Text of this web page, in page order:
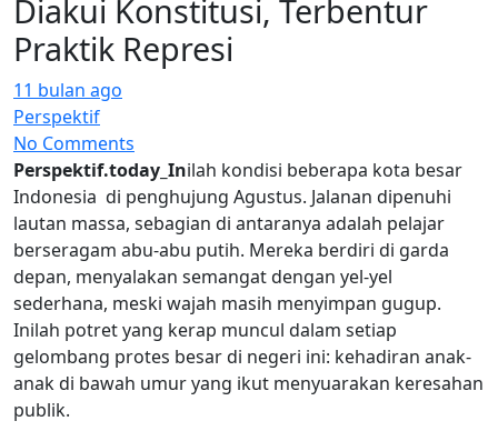
Diakui Konstitusi, Terbentur
Praktik Represi
11 bulan ago
Perspektif
No Comments
Perspektif.today_Inilah kondisi beberapa kota besar
Indonesia di penghujung Agustus. Jalanan dipenuhi
lautan massa, sebagian di antaranya adalah pelajar
berseragam abu-abu putih. Mereka berdiri di garda
depan, menyalakan semangat dengan yel-yel
sederhana, meski wajah masih menyimpan gugup.
Inilah potret yang kerap muncul dalam setiap
gelombang protes besar di negeri ini: kehadiran anak-
anak di bawah umur yang ikut menyuarakan keresahan
publik.